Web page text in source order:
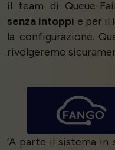
il team di Queue-
senza intoppi e per il
la configurazione.
rivolgeremo
‘A parte il sistema in